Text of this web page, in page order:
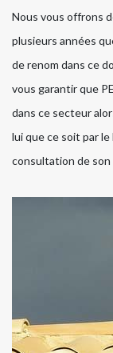
Nous vous offrons
plusieurs années
de renom dans ce
vous garantir que
dans ce secteur
lui que ce soit par
consultation de